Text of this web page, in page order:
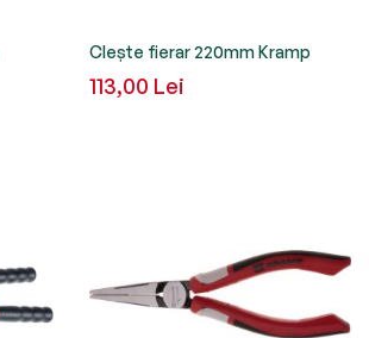
Clește fierar 220mm Kramp
113,00 Lei